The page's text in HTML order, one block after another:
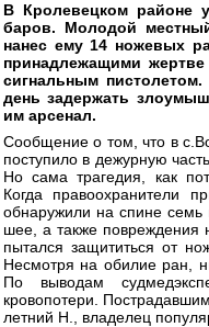
В Кролевецком районе
баров. Молодой
нанес ему 14 ножевых
принадлежащими
сигнальным
день задержать
им арсенал.
Сообщение о том, что в
поступило в дежурную
Но сама трагедия, как
Когда правоохранители
обнаружили на спине
шее, а также повреждения
пытался защититься от
Несмотря на обилие ран,
По выводам
кровопотери.
летний Н., владелец